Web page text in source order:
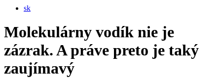
sk
Molekulárny vodík nie je
zázrak. A práve preto je taký
zaujímavý